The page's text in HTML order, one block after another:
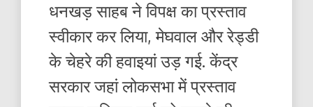
धनखड़ साहब ने विपक्ष का प्रस्ताव
स्वीकार कर लिया, मेघवाल और रेड्डी
के चेहरे की हवाइयां उड़ गई. केंद्र
सरकार जहां लोकसभा में प्रस्ताव